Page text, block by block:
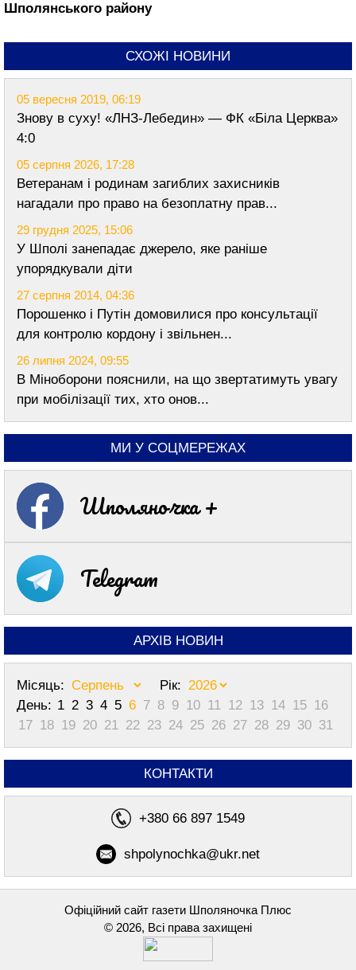
Шполянського району
СХОЖІ НОВИНИ
05 вересня 2019, 06:19
Знову в суху! «ЛНЗ-Лебедин» — ФК «Біла Церква»
4:0
05 серпня 2026, 17:28
Ветеранам і родинам загиблих захисників
нагадали про право на безоплатну прав...
29 грудня 2025, 15:06
У Шполі занепадає джерело, яке раніше
упорядкували діти
27 серпня 2014, 04:36
Порошенко і Путін домовилися про консультації
для контролю кордону і звільнен...
26 липня 2024, 09:55
В Міноборони пояснили, на що звертатимуть увагу
при мобілізації тих, хто онов...
МИ У СОЦМЕРЕЖАХ
Шполяночка +
Telegram
АРХІВ НОВИН
Місяць:
Рік:
День: 1 2 3 4 5 6 7 8 9 10 11 12 13 14 15 16
17 18 19 20 21 22 23 24 25 26 27 28 29 30 31
КОНТАКТИ
+380 66 897 1549
shpolynochka@ukr.net
Офіційний сайт газети Шполяночка Плюс
© 2026, Всі права захищені